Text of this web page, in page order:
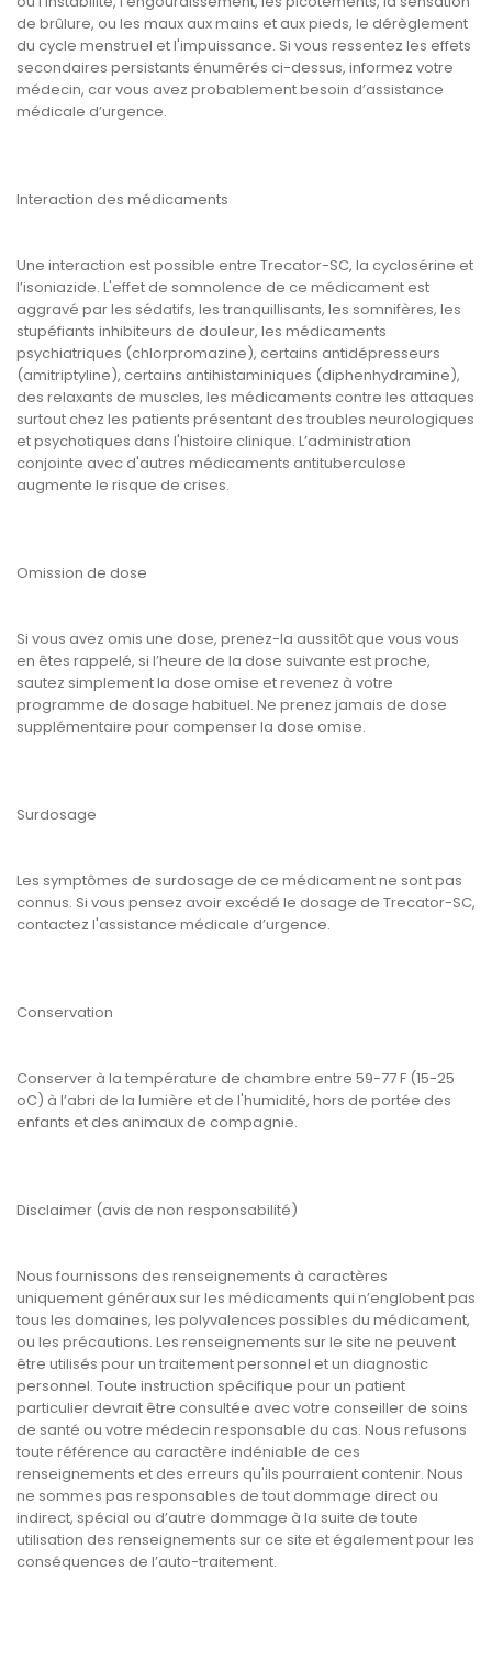
de brûlure, ou les maux aux mains et aux pieds, le dérèglement
du cycle menstruel et l'impuissance. Si vous ressentez les effets
secondaires persistants énumérés ci-dessus, informez votre
médecin, car vous avez probablement besoin d’assistance
médicale d’urgence.
Interaction des médicaments
Une interaction est possible entre Trecator-SC, la cyclosérine et
l’isoniazide. L'effet de somnolence de ce médicament est
aggravé par les sédatifs, les tranquillisants, les somnifères, les
stupéfiants inhibiteurs de douleur, les médicaments
psychiatriques (chlorpromazine), certains antidépresseurs
(amitriptyline), certains antihistaminiques (diphenhydramine),
des relaxants de muscles, les médicaments contre les attaques
surtout chez les patients présentant des troubles neurologiques
et psychotiques dans l'histoire clinique. L’administration
conjointe avec d'autres médicaments antituberculose
augmente le risque de crises.
Omission de dose
Si vous avez omis une dose, prenez-la aussitôt que vous vous
en êtes rappelé, si l’heure de la dose suivante est proche,
sautez simplement la dose omise et revenez à votre
programme de dosage habituel. Ne prenez jamais de dose
supplémentaire pour compenser la dose omise.
Surdosage
Les symptômes de surdosage de ce médicament ne sont pas
connus. Si vous pensez avoir excédé le dosage de Trecator-SC,
contactez l'assistance médicale d’urgence.
Conservation
Conserver à la température de chambre entre 59-77 F (15-25
oC) à l’abri de la lumière et de l'humidité, hors de portée des
enfants et des animaux de compagnie.
Disclaimer (avis de non responsabilité)
Nous fournissons des renseignements à caractères
uniquement généraux sur les médicaments qui n’englobent pas
tous les domaines, les polyvalences possibles du médicament,
ou les précautions. Les renseignements sur le site ne peuvent
être utilisés pour un traitement personnel et un diagnostic
personnel. Toute instruction spécifique pour un patient
particulier devrait être consultée avec votre conseiller de soins
de santé ou votre médecin responsable du cas. Nous refusons
toute référence au caractère indéniable de ces
renseignements et des erreurs qu'ils pourraient contenir. Nous
ne sommes pas responsables de tout dommage direct ou
indirect, spécial ou d’autre dommage à la suite de toute
utilisation des renseignements sur ce site et également pour les
conséquences de l’auto-traitement.